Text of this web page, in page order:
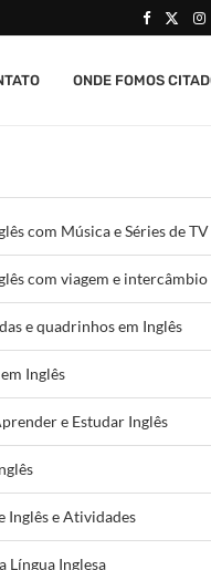
ONDE FOMOS
com Música e Séries de TV
com viagem e intercâmbio
e quadrinhos em Inglês
Inglês
e Estudar Inglês
Inglês e Atividades
Língua Inglesa